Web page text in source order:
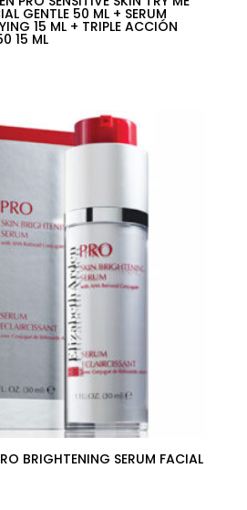
GENTLE 50 ML + SERUM
15 ML + TRIPLE ACCIÓN
15 ML
BRIGHTENING SERUM FACIAL